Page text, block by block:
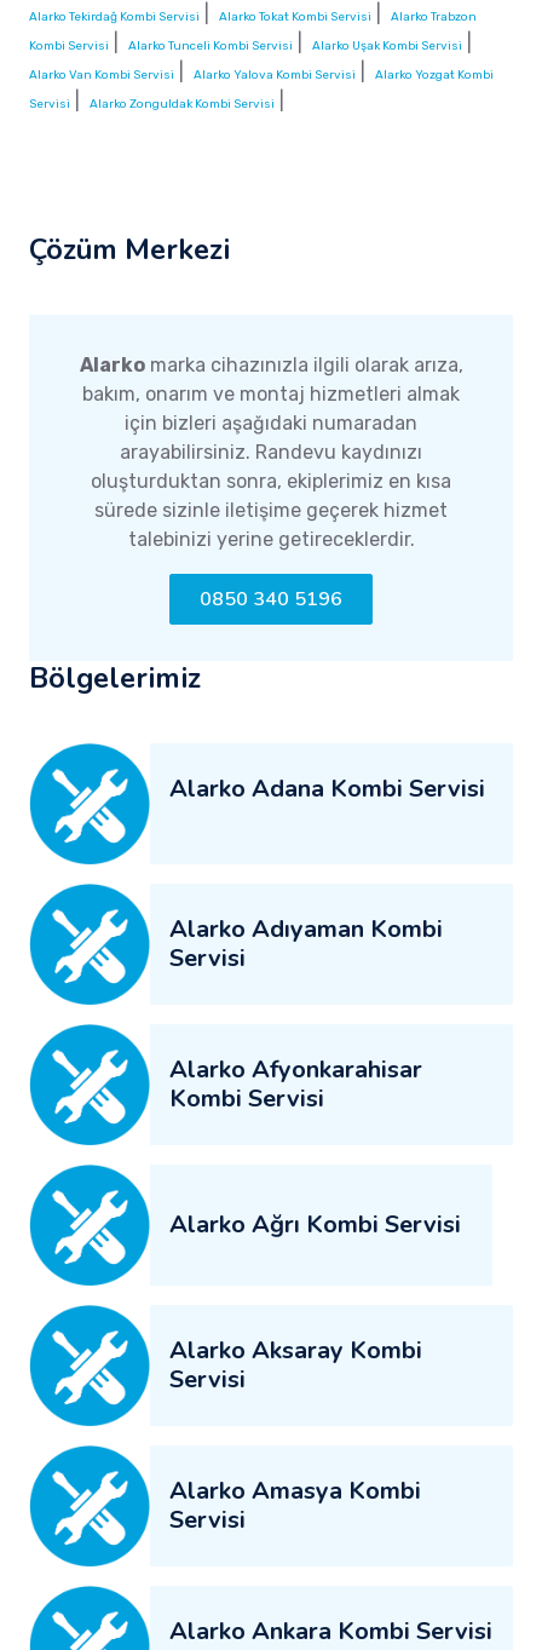
Alarko Tekirdağ Kombi Servisi Alarko Tokat Kombi Servisi
Alarko Trabzon
Kombi Servisi
Alarko Tunceli Kombi Servisi Alarko Uşak Kombi Servisi
Alarko Van Kombi Servisi Alarko Yalova Kombi Servisi
Alarko Yozgat Kombi
Servisi
Alarko Zonguldak Kombi Servisi
Çözüm Merkezi
Alarkomarka cihazınızla ilgili olarak arıza,
bakım, onarım ve montaj hizmetleri almak
için bizleri aşağıdaki numaradan
arayabilirsiniz. Randevu kaydınızı
oluşturduktan sonra, ekiplerimiz en kısa
sürede sizinle iletişime geçerek hizmet
talebinizi yerine getireceklerdir.
0850 340 5196
Bölgelerimiz
Alarko Adana Kombi Servisi
Alarko Adıyaman Kombi
Servisi
Alarko Afyonkarahisar
Kombi Servisi
Alarko Ağrı Kombi Servisi
Alarko Aksaray Kombi
Servisi
Alarko Amasya Kombi
Servisi
Alarko Ankara Kombi Servisi